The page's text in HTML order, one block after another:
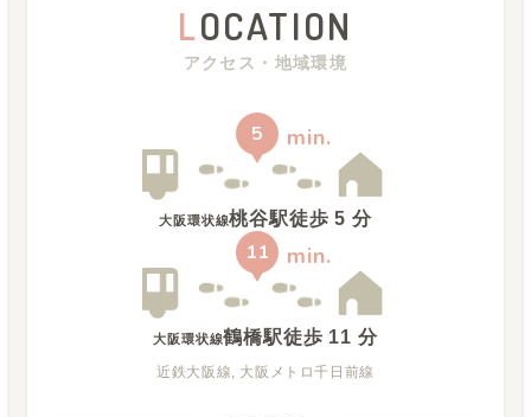
LOCATION
アクセス・地域環境
5 min.
大阪環状線桃谷駅徒歩 5 分
11 min.
大阪環状線鶴橋駅徒歩 11 分
近鉄大阪線, 大阪メトロ千日前線